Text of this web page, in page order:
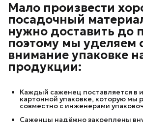
Мало произвести
посадочный
нужно доставить до
поэтому мы уделяем
внимание упаковке
продукции:
Каждый саженец поставляется в
картонной упаковке, которую мы
совместно с инженерами
Саженцы надёжно закреплены